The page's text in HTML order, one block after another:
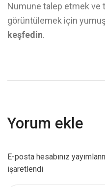
Numune talep etmek ve
görüntülemek için
keşfedin.
Yorum ekle
E-posta hesabınız
işaretlendi